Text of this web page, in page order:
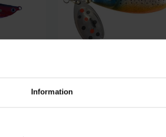
Information
Nils Master
Lotto Pro Spinnare 35mm 9g -